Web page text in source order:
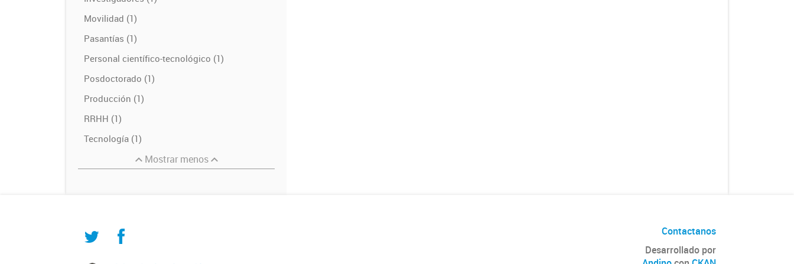
Movilidad (1)
Pasantías (1)
Personal científico-tecnológico (1)
Posdoctorado (1)
Producción (1)
RRHH (1)
Tecnología (1)
Mostrar menos
Contactanos
Desarrollado por